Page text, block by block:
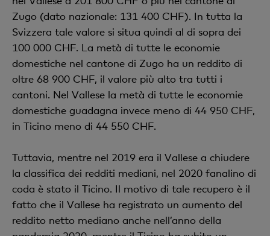
Zugo (dato nazionale: 131 400 CHF). In tutta la
Svizzera tale valore si situa quindi al di sopra dei
100 000 CHF. La metà di tutte le economie
domestiche nel cantone di Zugo ha un reddito di
oltre 68 900 CHF, il valore più alto tra tutti i
cantoni. Nel Vallese la metà di tutte le economie
domestiche guadagna invece meno di 44 950 CHF,
in Ticino meno di 44 550 CHF.
Tuttavia, mentre nel 2019 era il Vallese a chiudere
la classifica dei redditi mediani, nel 2020 fanalino di
coda è stato il Ticino. Il motivo di tale recupero è il
fatto che il Vallese ha registrato un aumento del
reddito netto mediano anche nell’anno della